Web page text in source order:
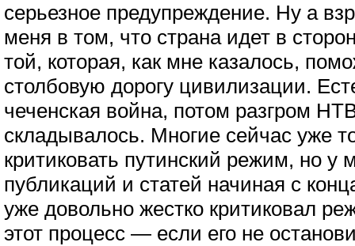
серьезное предупреждение. Ну а
меня в том, что страна идет в
той, которая, как мне казалось,
столбовую дорогу цивилизации.
чеченская война, потом разгром
складывалось. Многие сейчас уже
критиковать путинский режим, но у
публикаций и статей начиная с
уже довольно жестко критиковал
этот процесс — если его не